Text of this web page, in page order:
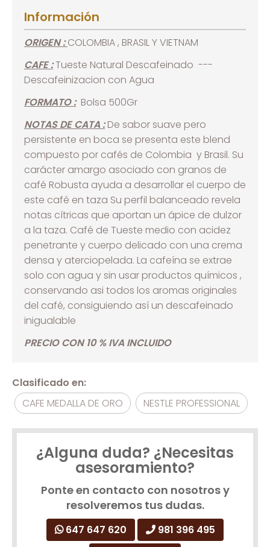
Información
ORIGEN :COLOMBIA , BRASIL Y VIETNAM
CAFE :Tueste Natural Descafeinado ---
Descafeinizacion con Agua
FORMATO :Bolsa 500Gr
NOTAS DE CATA :De sabor suave pero
persistente en boca se presenta este blend
compuesto por cafés de Colombia y Brasil. Su
carácter amargo asociado con granos de
café Robusta ayuda a desarrollar el cuerpo de
este café en taza Su perfil balanceado revela
notas cítricas que aportan un ápice de dulzor
a la taza. Café de Tueste medio con acidez
penetrante y cuerpo delicado con una crema
densa y aterciopelada. La cafeína se extrae
solo con agua y sin usar productos químicos ,
conservando asi todos los aromas originales
del café, consiguiendo así un descafeinado
inigualable
PRECIO CON 10 % IVA INCLUIDO
Clasificado en:
CAFE MEDALLA DE ORO
NESTLE PROFESSIONAL
¿Alguna duda? ¿Necesitas
asesoramiento?
Ponte en contacto con nosotros y
resolveremos tus dudas.
647 647 620
981 396 495